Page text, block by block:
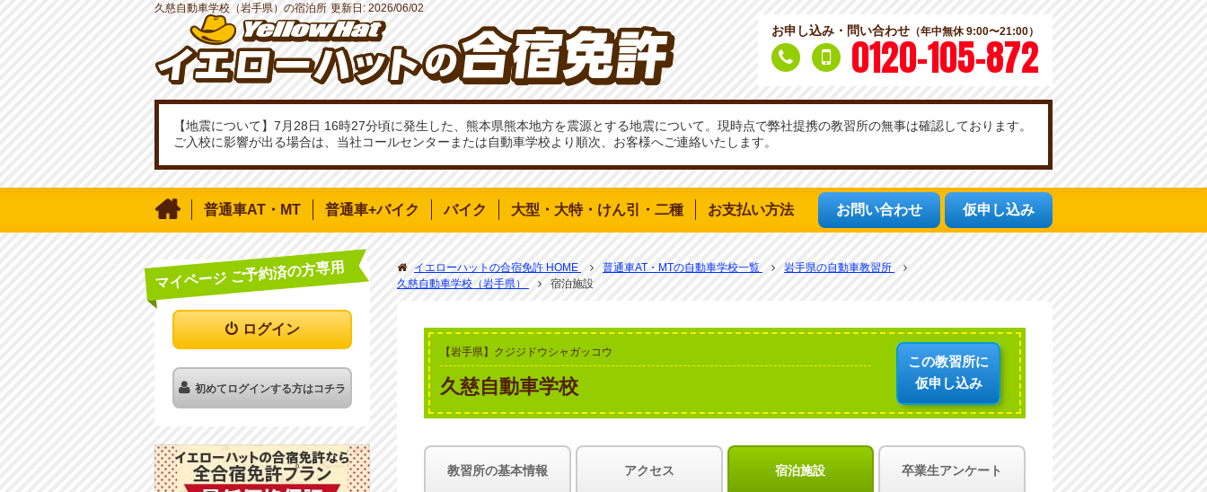
久慈自動車学校（岩手県）の宿泊所 更新日: 2026/06/02
お申し込み・問い合わせ （年中無休 9:00〜21:00）
0120-105-872
【地震について】7月28日 16時27分頃に発生した、熊本県熊本地方を震源とする地震について。現時点で弊社提携の教習所の無事は確認しております。
ご入校に影響が出る場合は、当社コールセンターまたは自動車学校より順次、お客様へご連絡いたします。
 普通車AT・MT 普通車+バイク バイク 大型・大特・けん引・二種 お支払い方法 お問い合わせ 仮申し込み
イエローハットの合宿免許 HOME 普通車AT・MTの自動車学校一覧
岩手県の自動車教習所
久慈自動車学校（岩手県）
宿泊施設
【岩手県】クジジドウシャガッコウ
久慈自動車学校
この教習所に
仮申し込み
教習所の基本情報 アクセス 宿泊施設 卒業生アンケート
マイページ ご予約済の方専用
ログイン
初めてログインする方はコチラ